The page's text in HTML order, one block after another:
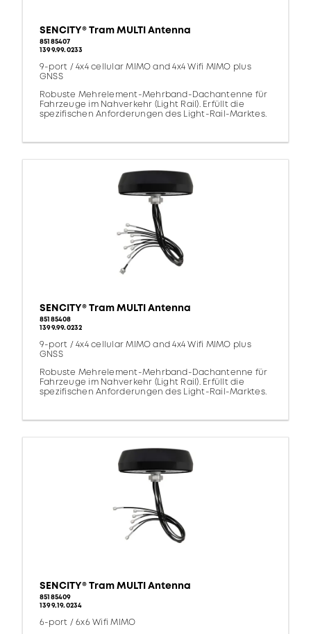
SENCITY® Tram MULTI Antenna
85185407
1399.99.0233
9-port / 4x4 cellular MIMO and 4x4 Wifi MIMO plus
GNSS
Robuste Mehrelement-Mehrband-Dachantenne für
Fahrzeuge im Nahverkehr (Light Rail). Erfüllt die
spezifischen Anforderungen des Light-Rail-Marktes.
SENCITY® Tram MULTI Antenna
85185408
1399.99.0232
9-port / 4x4 cellular MIMO and 4x4 Wifi MIMO plus
GNSS
Robuste Mehrelement-Mehrband-Dachantenne für
Fahrzeuge im Nahverkehr (Light Rail). Erfüllt die
spezifischen Anforderungen des Light-Rail-Marktes.
SENCITY® Tram MULTI Antenna
85185409
1399.19.0234
6-port / 6x6 Wifi MIMO